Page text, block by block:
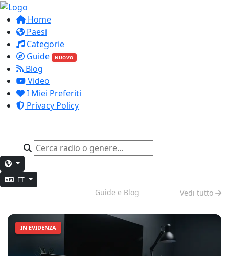
Home
Paesi
Categorie
Guide
NUOVO
Blog
Video
I Miei Preferiti
Privacy Policy
IT
Guide e Blog Vedi tutto
IN EVIDENZA